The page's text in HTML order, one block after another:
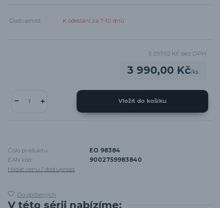
Dostupnost K odeslání za 7-10 dnů
3 990,00 Kč/ks
3 297,52 Kč bez DPH
Vložit do košíku
Číslo produktu:
EO 98384
EAN kód:
9002759983840
Hlídat cenu / dostupnost
Do oblíbených
V této sérii nabízíme: